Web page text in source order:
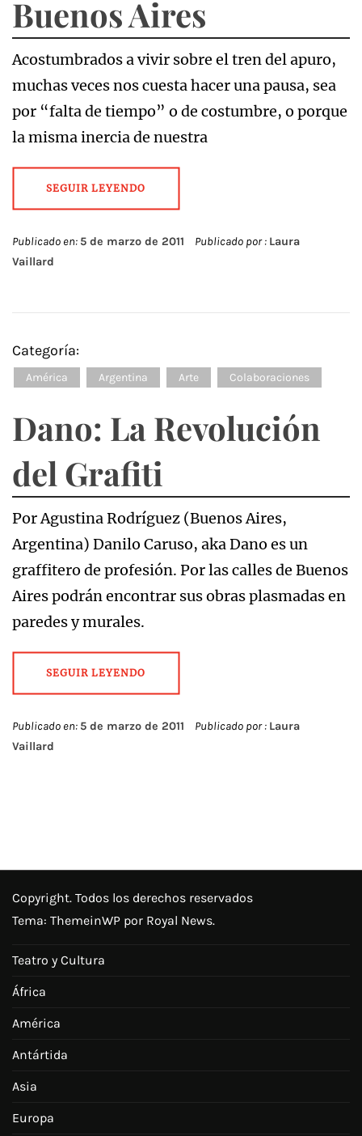
Buenos Aires
Acostumbrados a vivir sobre el tren del apuro,
muchas veces nos cuesta hacer una pausa, sea
por “falta de tiempo” o de costumbre, o porque
la misma inercia de nuestra
SEGUIR LEYENDO
Publicado en: 5 de marzo de 2011 Publicado por : Laura
Vaillard
Categoría:
América Argentina Arte Colaboraciones
Dano: La Revolución
del Grafiti
Por Agustina Rodríguez (Buenos Aires,
Argentina) Danilo Caruso, aka Dano es un
graffitero de profesión. Por las calles de Buenos
Aires podrán encontrar sus obras plasmadas en
paredes y murales.
SEGUIR LEYENDO
Publicado en: 5 de marzo de 2011 Publicado por : Laura
Vaillard
Copyright. Todos los derechos reservados
Tema: ThemeinWP por Royal News.
Teatro y Cultura
África
América
Antártida
Asia
Europa